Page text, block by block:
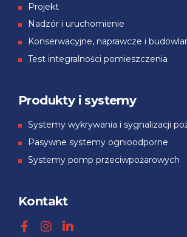
Projekt
Nadzór i uruchomienie
Konserwacyjne, naprawcze i
Test integralności pomieszczenia
Produkty i systemy
Systemy wykrywania i sygnalizacji
Pasywne systemy ognioodporne
Systemy pomp przeciwpożarowych
Kontakt